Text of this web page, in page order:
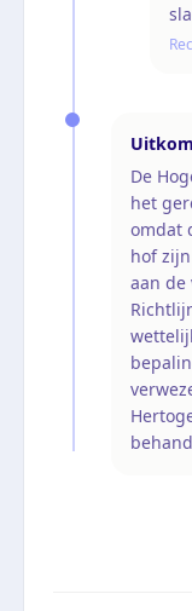
De
het
omdat
hof
aan de